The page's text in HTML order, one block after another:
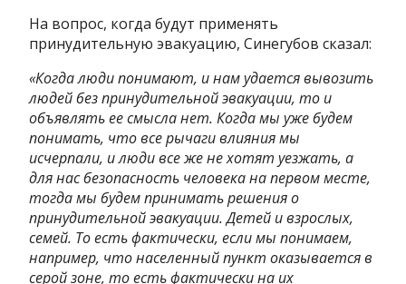
На вопрос, когда будут применять
принудительную эвакуацию, Синегубов сказал:
«Когда люди понимают, и нам удается вывозить
людей без принудительной эвакуации, то и
объявлять ее смысла нет. Когда мы уже будем
понимать, что все рычаги влияния мы
исчерпали, и люди все же не хотят уезжать, а
для нас безопасность человека на первом месте,
тогда мы будем принимать решения о
принудительной эвакуации. Детей и взрослых,
семей. То есть фактически, если мы понимаем,
например, что населенный пункт оказывается в
серой зоне, то есть фактически на их